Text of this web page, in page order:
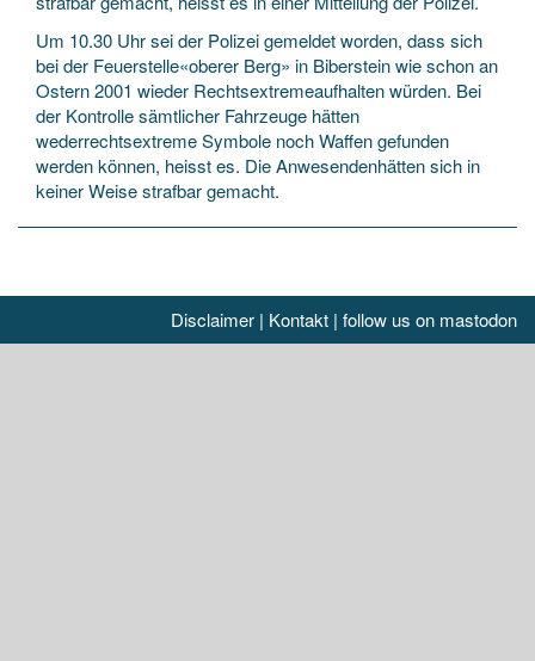
Um 10.30 Uhr sei der Polizei gemeldet worden, dass sich
bei der Feuerstelle«oberer Berg» in Biberstein wie schon an
Ostern 2001 wieder Rechtsextremeaufhalten würden. Bei
der Kontrolle sämtlicher Fahrzeuge hätten
wederrechtsextreme Symbole noch Waffen gefunden
werden können, heisst es. Die Anwesendenhätten sich in
keiner Weise strafbar gemacht.
Disclaimer | Kontakt | follow us on mastodon